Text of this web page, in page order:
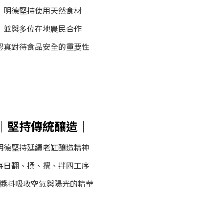
明德堅持使用天然食材
並與多位在地農民合作
真對待食品安全的重要性
堅持傳統釀造｜
德堅持延續老缸釀造精神
日翻、揉、攪、拌四工序
料吸收空氣與陽光的精華